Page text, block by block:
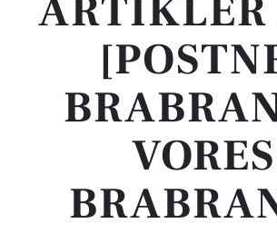
ARTIKLER
VORES